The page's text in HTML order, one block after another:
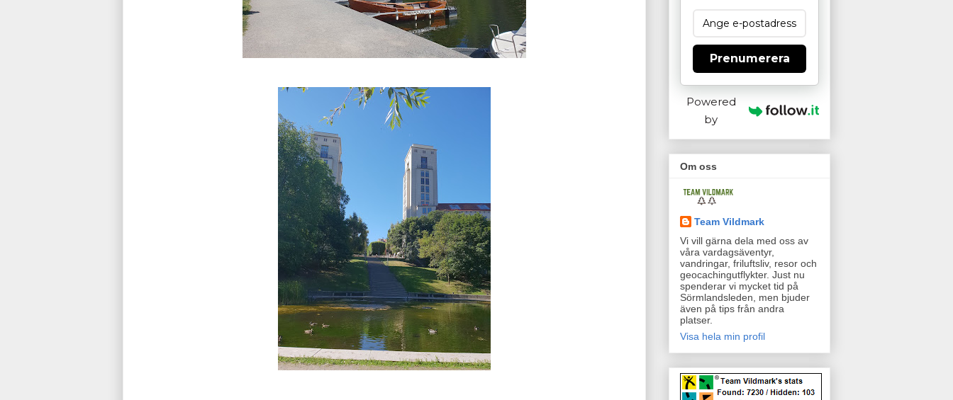
Prenumerera
Powered
by
Om oss
Team Vildmark
Vi vill gärna dela med oss av
våra vardagsäventyr,
vandringar, friluftsliv, resor och
geocachingutflykter. Just nu
spenderar vi mycket tid på
Sörmlandsleden, men bjuder
även på tips från andra
platser.
Visa hela min profil